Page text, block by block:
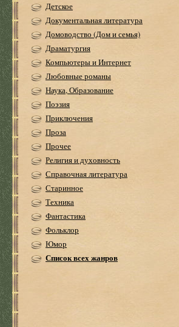
Детское
Документальная литература
Домоводство (Дом и семья)
Драматургия
Компьютеры и Интернет
Любовные романы
Наука, Образование
Поэзия
Приключения
Проза
Прочее
Религия и духовность
Справочная литература
Старинное
Техника
Фантастика
Фольклор
Юмор
Список всех жанров